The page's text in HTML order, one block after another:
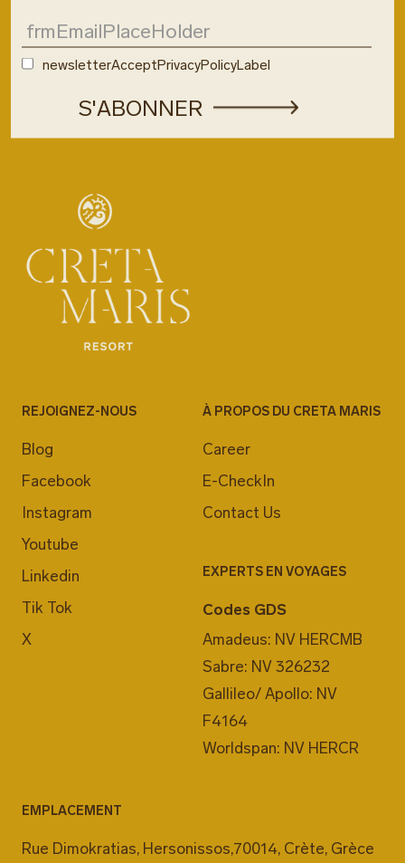
newsletterAcceptPrivacyPolicyLabel
REJOIGNEZ-NOUS
Blog
Facebook
Instagram
Youtube
Linkedin
Tik Tok
X
À PROPOS DU CRETA MARIS
Career
E-CheckIn
Contact Us
EXPERTS EN VOYAGES
Codes GDS
Amadeus: NV HERCMB
Sabre: NV 326232
Gallileo/ Apollo: NV
F4164
Worldspan: NV HERCR
EMPLACEMENT
Rue Dimokratias, Hersonissos,70014, Crète, Grèce